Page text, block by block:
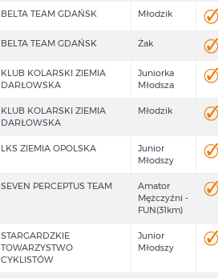
BELTA TEAM GDAŃSK Młodzik
BELTA TEAM GDAŃSK Żak
KLUB KOLARSKI ZIEMIA
DARŁOWSKA
Juniorka
Młodsza
KLUB KOLARSKI ZIEMIA
DARŁOWSKA
Młodzik
LKS ZIEMIA OPOLSKA
Junior
Młodszy
SEVEN PERCEPTUS TEAM
Amator
Mężczyźni -
FUN(31km)
STARGARDZKIE
TOWARZYSTWO
CYKLISTÓW
Junior
Młodszy